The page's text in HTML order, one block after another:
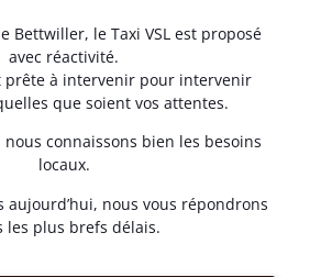
Bettwiller, le Taxi VSL est proposé
avec réactivité.
prête à intervenir pour intervenir
que soient vos attentes.
nous connaissons bien les besoins
locaux.
aujourd’hui, nous vous répondrons
les plus brefs délais.